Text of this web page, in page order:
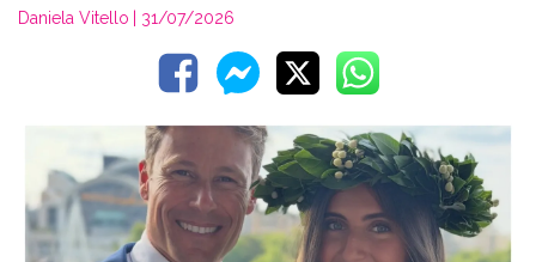
Daniela Vitello | 31/07/2026